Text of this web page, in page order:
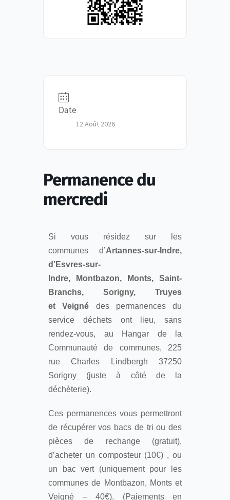
Date
12 Août 2026
Permanence du
mercredi
Si vous résidez sur les
communes d’Artannes-sur-Indre,
d’Esvres-sur-
Indre, Montbazon, Monts, Saint-
Branchs, Sorigny, Truyes
et Veigné des permanences du
service déchets ont lieu, sans
rendez-vous, au Hangar de la
Communauté de communes, 225
rue Charles Lindbergh 37250
Sorigny (juste à côté de la
déchèterie).
Ces permanences vous permettront
de récupérer vos bacs de tri ou des
pièces de rechange (gratuit),
d’acheter un composteur (10€) , ou
un bac vert (uniquement pour les
communes de Montbazon, Monts et
Veigné – 40€). (Paiements en